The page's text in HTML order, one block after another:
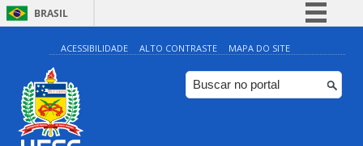
BRASIL
Simplifique!
Comunica BR
Participe
ACESSIBILIDADE ALTO CONTRASTE MAPA DO SITE